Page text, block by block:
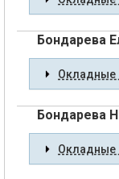
Бондарева
Окладные
Бондарева
Окладные